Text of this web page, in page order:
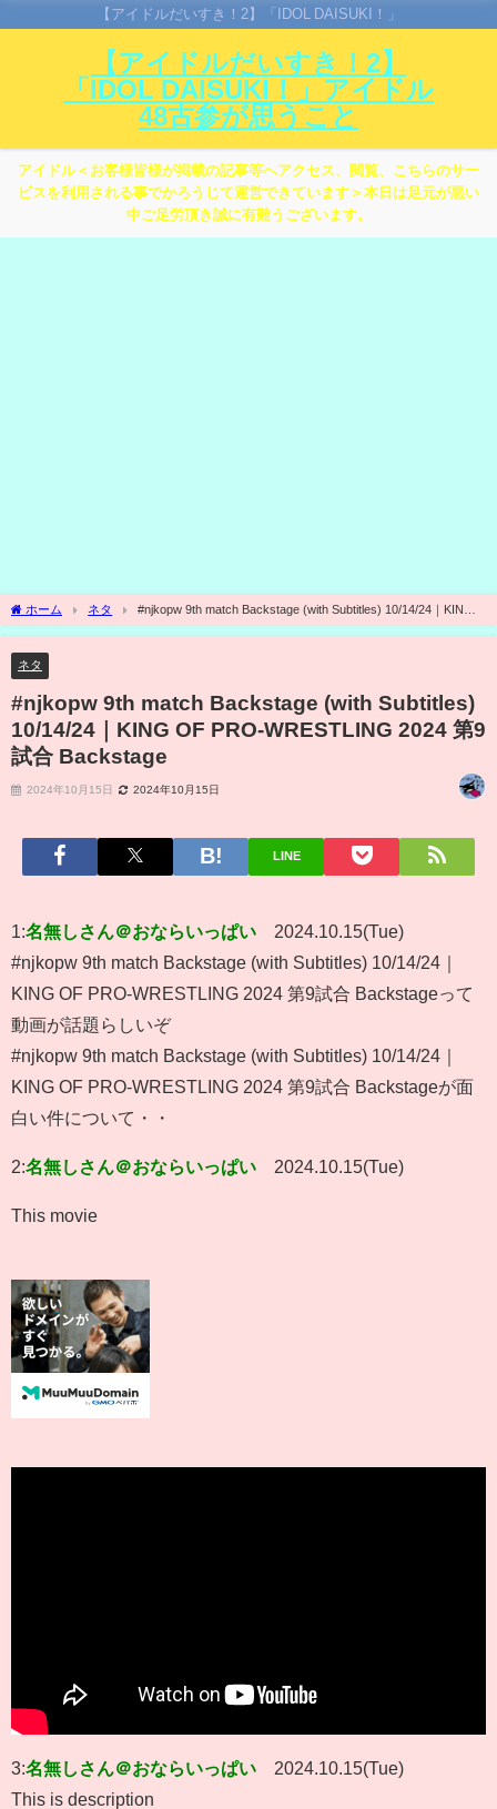
【アイドルだいすき！2】「IDOL DAISUKI！」
【アイドルだいすき！2】
「IDOL DAISUKI！」アイドル
48古参が思うこと
アイドル＜お客様皆様が掲載の記事等へアクセス、閲覧、こちらのサー
ビスを利用される事でかろうじて運営できています＞本日は足元が悪い
中ご足労頂き誠に有難うございます。
ホーム ネタ
#njkopw 9th match Backstage (with Subtitles) 10/14/24｜KING
OF PRO-WRESTLING 2024 第9試合 Backstage
ネタ
#njkopw 9th match Backstage (with Subtitles)
10/14/24｜KING OF PRO-WRESTLING 2024 第9
試合 Backstage
2024年10月15日 2024年10月15日
LINE
1:名無しさん＠おならいっぱい
2024.10.15(Tue)
#njkopw 9th match Backstage (with Subtitles) 10/14/24｜
KING OF PRO-WRESTLING 2024 第9試合 Backstageって
動画が話題らしいぞ
#njkopw 9th match Backstage (with Subtitles) 10/14/24｜
KING OF PRO-WRESTLING 2024 第9試合 Backstageが面
白い件について・・
2:名無しさん＠おならいっぱい 2024.10.15(Tue)
This movie
3:名無しさん＠おならいっぱい
2024.10.15(Tue)
This is description